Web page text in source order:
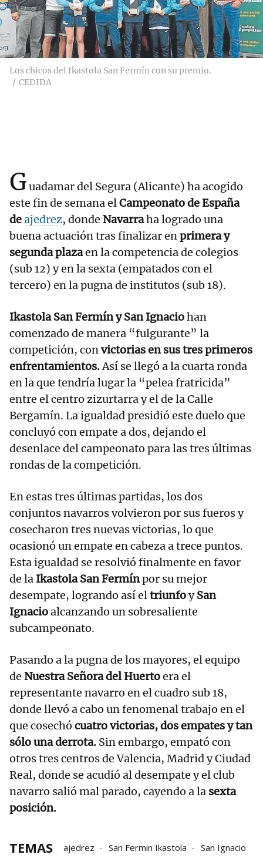
Los chicos del Ikastola San Fermín con su premio.
CEDIDA
Guadamar del Segura (Alicante) ha acogido
este fin de semana elCampeonato de España
deajedrez, donde Navarraha logrado una
buena actuación tras finalizar enprimera y
segunda plazaen la competencia de colegios
(sub 12) y en la sexta (empatados con el
tercero) en la pugna de institutos (sub 18).
Ikastola San Fermín y San Ignaciohan
comenzado de manera “fulgurante” la
competición, convictorias en sus tres primeros
enfrentamientos.Así se llegó a la cuarta ronda
en la que tendría lugar la “pelea fratricida”
entre el centro zizurtarra y el de la Calle
Bergamín. La igualdad presidió este duelo que
concluyó con empate a dos, dejando el
desenlace del campeonato para las tres últimas
rondas de la competición.
En estas tres últimas partidas, los dos
conjuntos navarros volvieron por sus fueros y
cosecharon tres nuevas victorias, lo que
ocasionó un empate en cabeza a trece puntos.
Esta igualdad se resolvió finalmente en favor
de la Ikastola San Fermínpor su mejor
desempate, logrando así eltriunfoySan
Ignacioalcanzando un sobresaliente
subcampeonato.
Pasando a la pugna de los mayores, el equipo
de Nuestra Señora del Huertoera el
representante navarro en el cuadro sub 18,
donde llevó a cabo un fenomenal trabajo en el
que cosechó cuatro victorias, dos empates y tan
sólo una derrota. Sin embargo, empató con
otros tres centros de Valencia, Madrid y Ciudad
Real, donde se acudió al desempate y el club
navarro salió mal parado, cayendo a la sexta
posición.
TEMAS ajedrez San Fermin Ikastola San Ignacio